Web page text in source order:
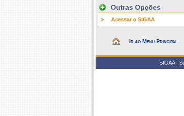
Outras Opções
Acessar o SIGAA
Ir ao Menu Principal
SIGAA |